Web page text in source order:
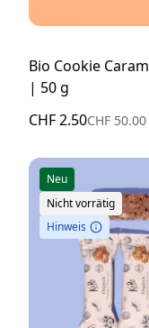
Bio Cookie
| 50 g
CHF 2.50CHF 50.00
Neu
Nicht vorrätig
Hinweis